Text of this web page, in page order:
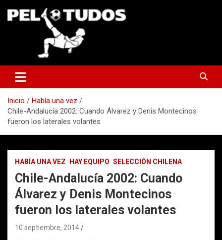
Inicio
Había una vez
Chile-Andalucía 2002: Cuando Álvarez y Denis Montecinos
fueron los laterales volantes
HABÍA UNA VEZ HAY EQUIPO SELECCIÓN CHILENA
Chile-Andalucía 2002: Cuando
Álvarez y Denis Montecinos
fueron los laterales volantes
10 septiembre, 2014